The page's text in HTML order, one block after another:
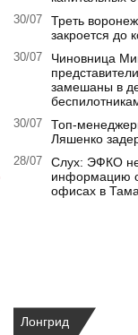
30/07
Треть
закроется до
30/07
Чиновница
замешаны в
30/07
Топ-
Ляшенко
28/07
Слух: ЭФКО
информацию
офисах в
Лонгрид